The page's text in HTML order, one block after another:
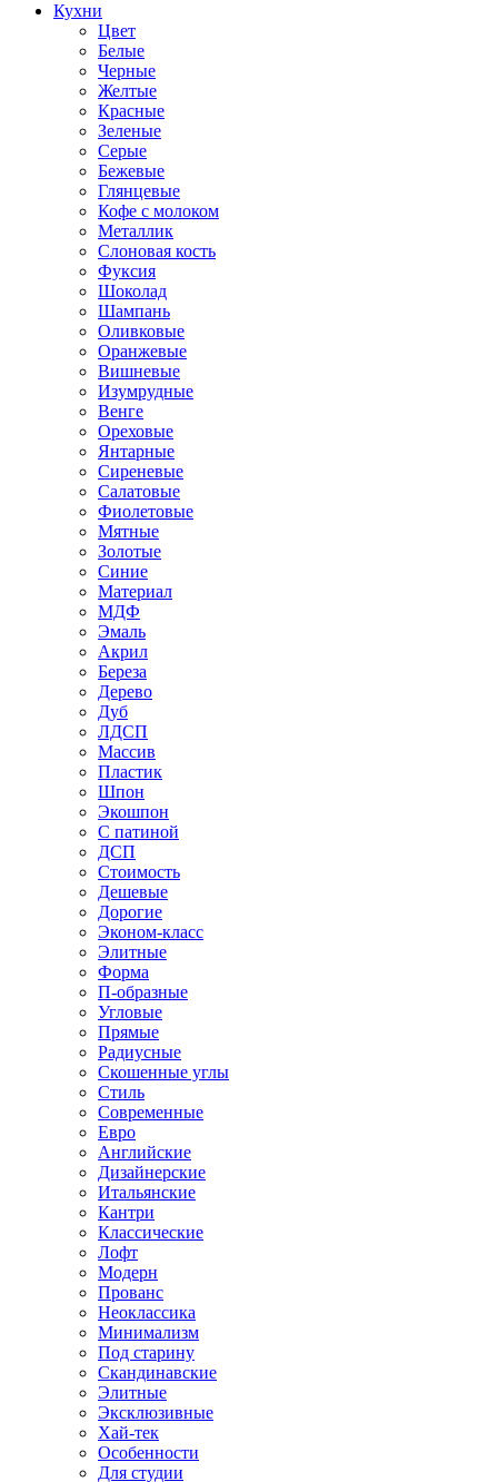
Кухни
Цвет
Белые
Черные
Желтые
Красные
Зеленые
Серые
Бежевые
Глянцевые
Кофе с молоком
Металлик
Слоновая кость
Фуксия
Шоколад
Шампань
Оливковые
Оранжевые
Вишневые
Изумрудные
Венге
Ореховые
Янтарные
Сиреневые
Салатовые
Фиолетовые
Мятные
Золотые
Синие
Материал
МДФ
Эмаль
Акрил
Береза
Дерево
Дуб
ЛДСП
Массив
Пластик
Шпон
Экошпон
С патиной
ДСП
Стоимость
Дешевые
Дорогие
Эконом-класс
Элитные
Форма
П-образные
Угловые
Прямые
Радиусные
Скошенные углы
Стиль
Современные
Евро
Английские
Дизайнерские
Итальянские
Кантри
Классические
Лофт
Модерн
Прованс
Неоклассика
Минимализм
Под старину
Скандинавские
Элитные
Эксклюзивные
Хай-тек
Особенности
Для студии